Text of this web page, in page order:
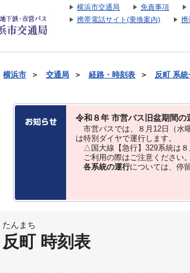
横浜市交通局 免責事項
携帯電話サイト(乗換案内)
携
横浜市 ＞ 交通局 ＞ 経路・時刻表 ＞ 反町 系統
令和８年 市営バス旧盆期間の
市営バスでは、８⽉12⽇（水
は特別ダイヤで運⾏します。
△国大線【急行】329系統は８
ご利用の際はご注意ください。
各系統の運行については、停
たんまち
反町 時刻表